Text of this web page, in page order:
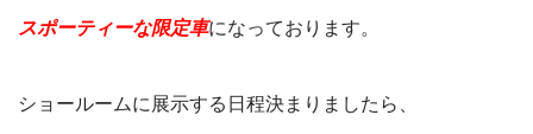
スポーティーな限定車になっております。
ショールームに展示する日程決まりましたら、